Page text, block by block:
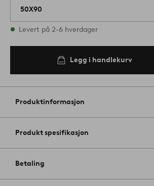
50X90
På lager
Levert på 2-6 hverdager
Legg i handlekurv
Produktinformasjon
Produkt spesifikasjon
Betaling